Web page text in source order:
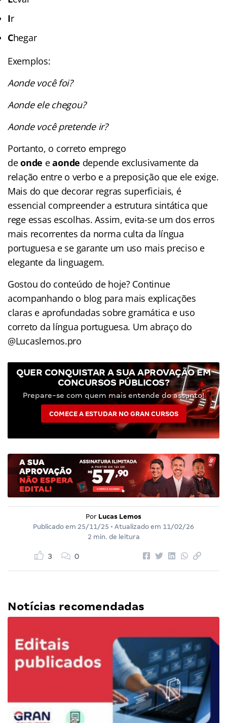
Ir
Chegar
Exemplos:
Aonde você foi?
Aonde ele chegou?
Aonde você pretende ir?
Portanto, o correto emprego
deonde eaonde depende exclusivamente da
relação entre o verbo e a preposição que ele exige.
Mais do que decorar regras superficiais, é
essencial compreender a estrutura sintática que
rege essas escolhas. Assim, evita-se um dos erros
mais recorrentes da norma culta da língua
portuguesa e se garante um uso mais preciso e
elegante da linguagem.
Gostou do conteúdo de hoje? Continue
acompanhando o blog para mais explicações
claras e aprofundadas sobre gramática e uso
correto da língua portuguesa. Um abraço do
@Lucaslemos.pro
QUER CONQUISTAR A SUA APROVAÇÃO EM
CONCURSOS PÚBLICOS?
Prepare-se com quem mais entende do assunto!
COMECE A ESTUDAR NO GRAN CURSOS
Por Lucas Lemos
Publicado em 25/11/25 • Atualizado em 11/02/26
2 min. de leitura
3 0
Notícias recomendadas